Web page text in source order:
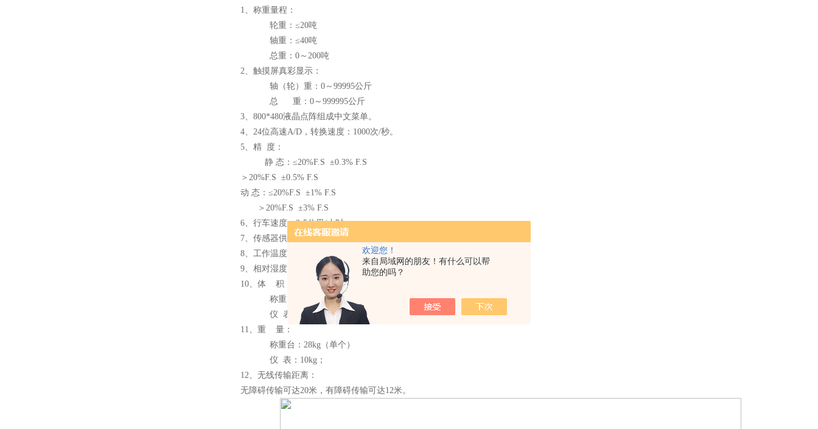
欢迎您！
来自局域网的朋友！有什么可以帮
助您的吗？
1、称重量程：
轮重：≤20吨
轴重：≤40吨
总重：0～200吨
2、触摸屏真彩显示：
轴（轮）重：0～99995公斤
总 重：0～999995公斤
3、800*480液晶点阵组成中文菜单。
4、24位高速A/D，转换速度：1000次/秒。
5、精 度：
静 态：≤20%F.S ±0.3% F.S
＞20%F.S ±0.5% F.S
动 态：≤20%F.S ±1% F.S
＞20%F.S ±3% F.S
6、行车速度：3-5公里/小时
7、传感器供电：6VDC，1ADC
8、工作温度：-10-60℃
9、相对湿度：＜90%
10、体 积：
称重台：800×380×22mm
仪 表：430×335×220mm
11、重 量：
称重台：28kg（单个）
仪 表：10kg；
12、无线传输距离：
无障碍传输可达20米，有障碍传输可达12米。